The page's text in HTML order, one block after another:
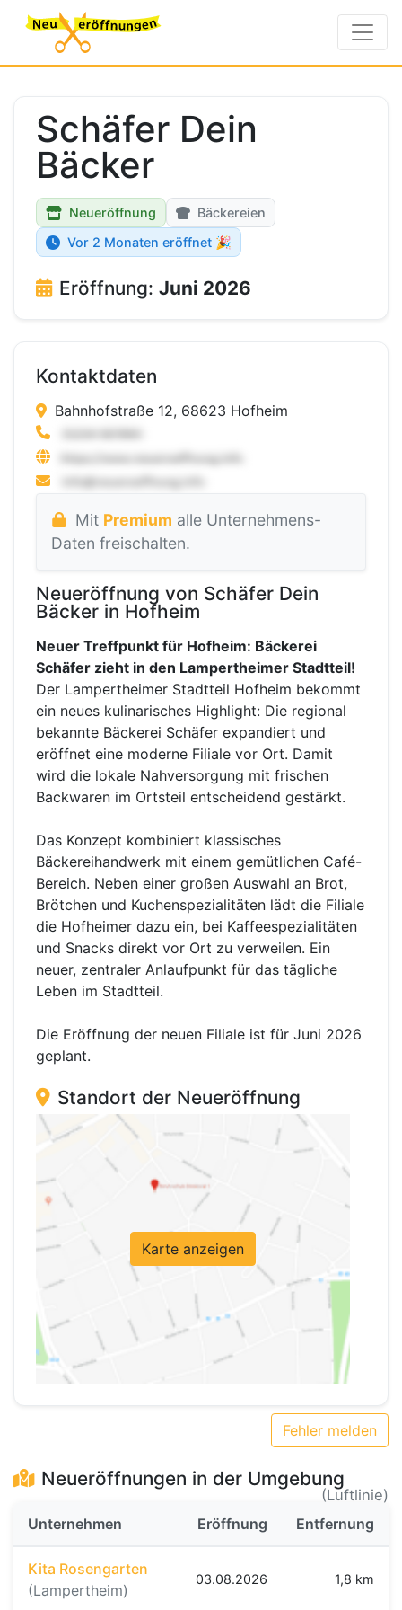
Schäfer Dein
Bäcker
Neueröffnung
Bäckereien
Vor 2 Monaten eröffnet 🎉
Eröffnung: Juni 2026
Kontaktdaten
Bahnhofstraße 12, 68623 Hofheim
Mit Premium alle Unternehmens-
Daten freischalten.
Neueröffnung von Schäfer Dein
Bäcker in Hofheim
Neuer Treffpunkt für Hofheim: Bäckerei
Schäfer zieht in den Lampertheimer Stadtteil!
Der Lampertheimer Stadtteil Hofheim bekommt
ein neues kulinarisches Highlight: Die regional
bekannte Bäckerei Schäfer expandiert und
eröffnet eine moderne Filiale vor Ort. Damit
wird die lokale Nahversorgung mit frischen
Backwaren im Ortsteil entscheidend gestärkt.
Das Konzept kombiniert klassisches
Bäckereihandwerk mit einem gemütlichen Café-
Bereich. Neben einer großen Auswahl an Brot,
Brötchen und Kuchenspezialitäten lädt die Filiale
die Hofheimer dazu ein, bei Kaffeespezialitäten
und Snacks direkt vor Ort zu verweilen. Ein
neuer, zentraler Anlaufpunkt für das tägliche
Leben im Stadtteil.
Die Eröffnung der neuen Filiale ist für Juni 2026
geplant.
Standort der Neueröffnung
Karte anzeigen
Fehler melden
Neueröffnungen in der Umgebung
(Luftlinie)
Unternehmen
Eröffnung Entfernung
Kita Rosengarten
(Lampertheim)
03.08.2026 1,8 km